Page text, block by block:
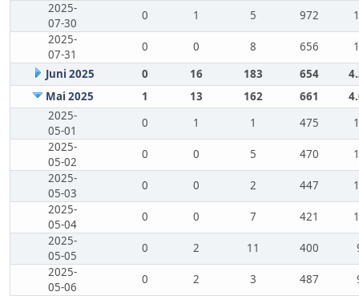
2025-
07-30
0 1 5 972
2025-
07-31
0 0 8 656
Juni 2025
0 16 183 654
Mai 2025
1 13 162 661
2025-
05-01
0 1 1 475
2025-
05-02
0 0 5 470
2025-
05-03
0 0 2 447
2025-
05-04
0 0 7 421
2025-
05-05
0 2 11 400
2025-
05-06
0 2 3 487